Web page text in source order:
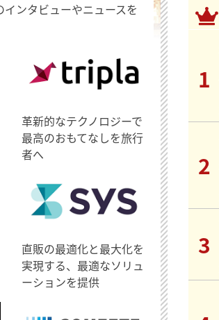
ンタビューやニュースを
革新的なテクノロジーで
最高のおもてなしを旅行
者へ
直販の最適化と最大化を
実現する、最適なソリュ
ーションを提供